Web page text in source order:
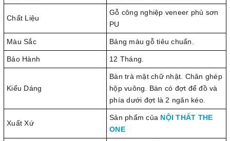
Chất Liệu
Gỗ công nghiệp veneer phủ sơn
PU
Màu Sắc Bảng màu gỗ tiêu chuẩn.
Bảo Hành 12 Tháng.
Kiểu Dáng
Bàn trà mặt chữ nhật. Chân ghép
hộp vuông. Bàn có đợt để đồ và
phía dưới đợt là 2 ngăn kéo.
Xuất Xứ
Sản phẩm của NỘI THẤT THE
ONE